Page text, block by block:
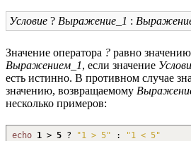
Условие ? Выражение_1 :
Значение оператора ? равно
Выражением_1, если значение
есть истинно. В противном случае
значению, возвращаемому
несколько примеров:
echo 1 > 5 ? "1 > 5" :
"1 < 5"